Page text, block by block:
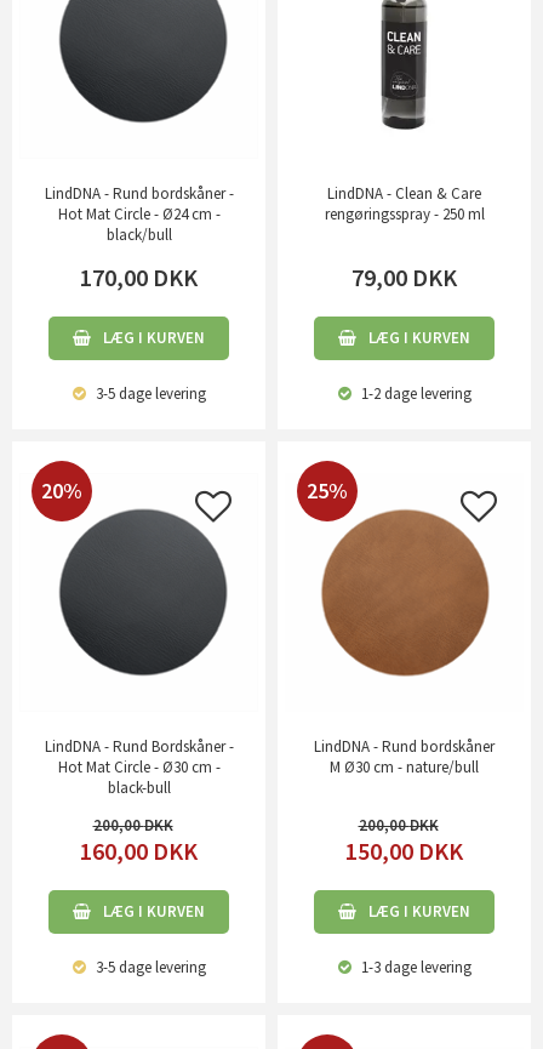
LindDNA - Rund bordskåner -
Hot Mat Circle - Ø24 cm -
black/bull
170,00 DKK
LÆG I KURVEN
3-5 dagelevering
LindDNA - Clean & Care
rengøringsspray - 250 ml
79,00 DKK
LÆG I KURVEN
1-2 dagelevering
20%
LindDNA - Rund Bordskåner -
Hot Mat Circle - Ø30 cm -
black-bull
200,00
160,00 DKK
LÆG I KURVEN
3-5 dagelevering
25%
LindDNA - Rund bordskåner
M Ø30 cm - nature/bull
200,00
150,00 DKK
LÆG I KURVEN
1-3 dagelevering